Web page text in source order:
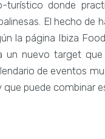
turístico donde
El hecho de
la página Ibiza
un nuevo target
de eventos
puede combinar